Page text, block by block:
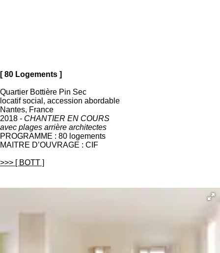
[ 80 Logements ]
Quartier Bottière Pin Sec
locatif social, accession abordable
Nantes, France
2018 - CHANTIER EN COURS
avec plages arrière architectes
PROGRAMME : 80 logements
MAITRE D’OUVRAGE : CIF
>>> [ BOTT ]